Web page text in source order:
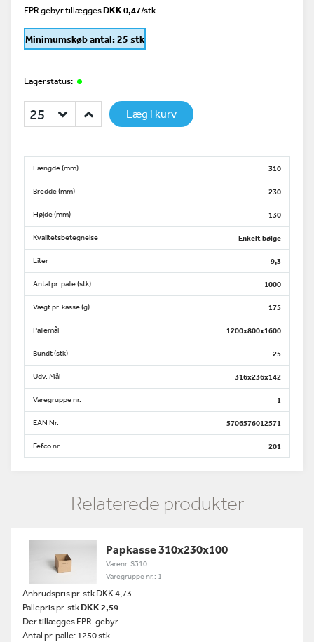
EPR gebyr tillæggesDKK 0,47/stk
Minimumskøb antal: 25 stk
Lagerstatus:
Læg i kurv
Længde (mm) 310
Bredde (mm) 230
Højde (mm) 130
Kvalitetsbetegnelse Enkelt bølge
Liter 9,3
Antal pr. palle (stk) 1000
Vægt pr. kasse (g) 175
Pallemål 1200x800x1600
Bundt (stk) 25
Udv. Mål 316x236x142
Varegruppe nr. 1
EAN Nr. 5706576012571
Fefco nr. 201
Relaterede produkter
Papkasse 310x230x100
Varenr. S310
Varegruppe nr.: 1
Anbrudspris pr. stk DKK 4,73
Pallepris pr. stkDKK 2,59
Der tillægges EPR-gebyr.
Antal pr. palle: 1250 stk.